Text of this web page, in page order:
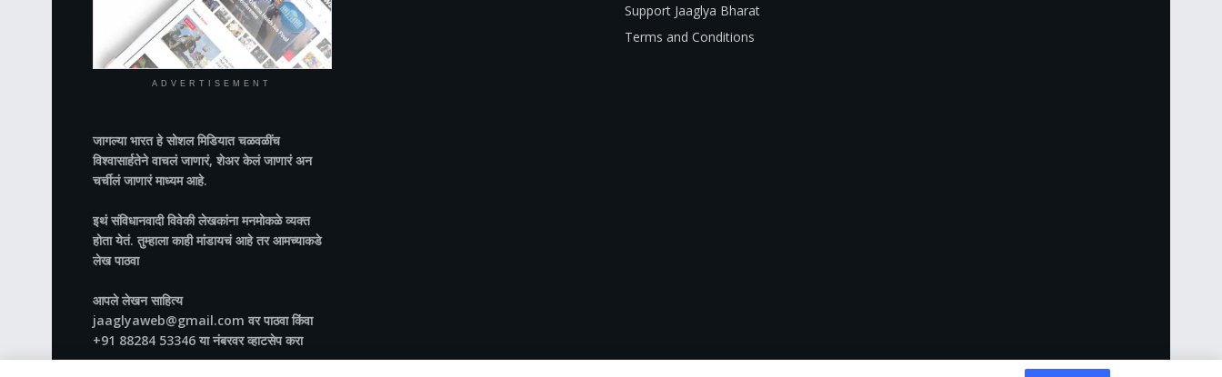
ADVERTISEMENT
जागल्या भारतहे सोशल मिडियात चळवळींच
विश्वासार्हतेने वाचलं जाणारं, शेअर केलं जाणारं अन
चर्चीलं जाणारं माध्यम आहे.
इथं संविधानवादी विवेकी लेखकांना मनमोकळे व्यक्त
होता येतं. तुम्हाला काही मांडायचं आहे तर आमच्याकडे
लेख पाठवा
आपले लेखन साहित्य
jaaglyaweb@gmail.com वर पाठवा किंवा
+91 88284 53346 या नंबरवर व्हाटसेप करा
Support Jaaglya Bharat
Terms and Conditions